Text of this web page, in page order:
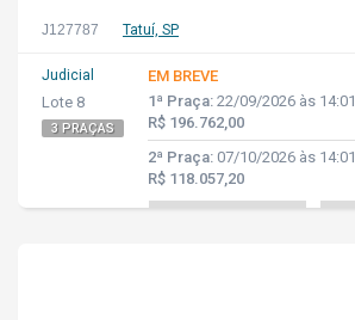
J127787 Tatuí, SP
Judicial
Lote 8
3 PRAÇAS
EM BREVE
1ª Praça: 22/09/2026 às 14:01
R$ 196.762,00
2ª Praça: 07/10/2026 às 14:01
R$ 118.057,20